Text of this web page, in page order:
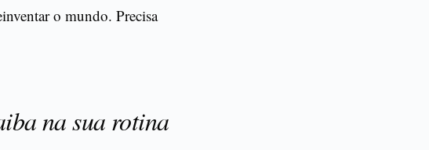
o mundo. Precisa
na sua rotina